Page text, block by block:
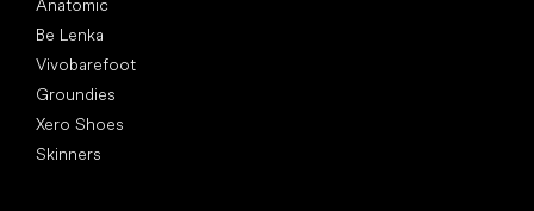
Anatomic
Be Lenka
Vivobarefoot
Groundies
Xero Shoes
Skinners